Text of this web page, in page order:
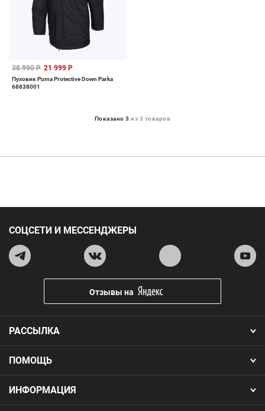
38 990 Р 21 999 Р
Пуховик Puma Protective Down Parka
68838001
Показано 3 из 3 товаров
ПОМОЩЬ
ИНФОРМАЦИЯ
РАССЫЛКА
СОЦСЕТИ И МЕССЕНДЖЕРЫ
Отзывы на